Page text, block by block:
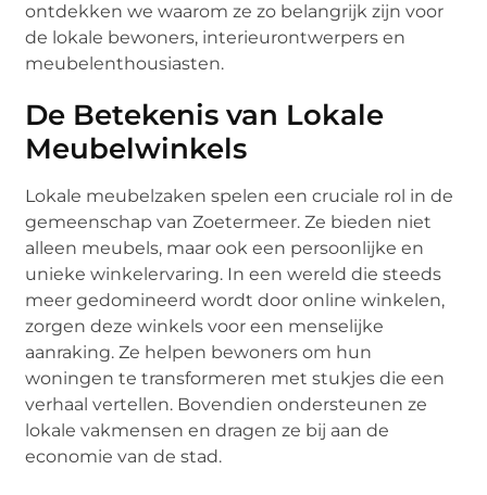
ontdekken we waarom ze zo belangrijk zijn voor
de lokale bewoners, interieurontwerpers en
meubelenthousiasten.
De Betekenis van Lokale
Meubelwinkels
Lokale meubelzaken spelen een cruciale rol in de
gemeenschap van Zoetermeer. Ze bieden niet
alleen meubels, maar ook een persoonlijke en
unieke winkelervaring. In een wereld die steeds
meer gedomineerd wordt door online winkelen,
zorgen deze winkels voor een menselijke
aanraking. Ze helpen bewoners om hun
woningen te transformeren met stukjes die een
verhaal vertellen. Bovendien ondersteunen ze
lokale vakmensen en dragen ze bij aan de
economie van de stad.